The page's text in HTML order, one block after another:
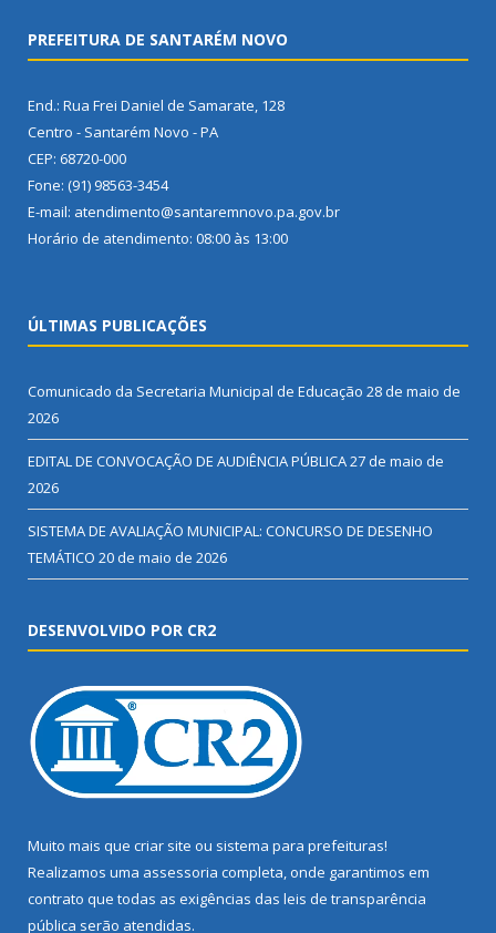
PREFEITURA DE SANTARÉM NOVO
End.: Rua Frei Daniel de Samarate, 128
Centro - Santarém Novo - PA
CEP: 68720-000
Fone: (91) 98563-3454
E-mail: atendimento@santaremnovo.pa.gov.br
Horário de atendimento: 08:00 às 13:00
ÚLTIMAS PUBLICAÇÕES
Comunicado da Secretaria Municipal de Educação 28 de maio de
2026
EDITAL DE CONVOCAÇÃO DE AUDIÊNCIA PÚBLICA27 de maio de
2026
SISTEMA DE AVALIAÇÃO MUNICIPAL: CONCURSO DE DESENHO
TEMÁTICO 20 de maio de 2026
DESENVOLVIDO POR CR2
Muito mais que criar site ou sistema para prefeituras!
Realizamos uma assessoria completa, onde garantimos em
contrato que todas as exigências das leis de transparência
pública serão atendidas.